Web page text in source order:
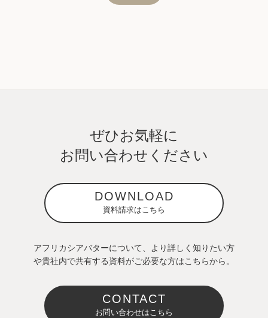
ぜひお気軽に
お問い合わせください
DOWNLOAD
資料請求はこちら
アフリカシアバターについて、より詳しく知りたい方
や貴社内で共有する資料がご必要な方はこちらから。
CONTACT
お問い合わせはこちら